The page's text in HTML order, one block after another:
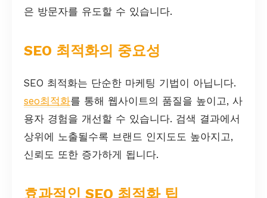
은 방문자를 유도할 수 있습니다.
SEO 최적화의 중요성
SEO 최적화는 단순한 마케팅 기법이 아닙니다.
seo최적화를 통해 웹사이트의 품질을 높이고, 사
용자 경험을 개선할 수 있습니다. 검색 결과에서
상위에 노출될수록 브랜드 인지도도 높아지고,
신뢰도 또한 증가하게 됩니다.
효과적인 SEO 최적화 팁